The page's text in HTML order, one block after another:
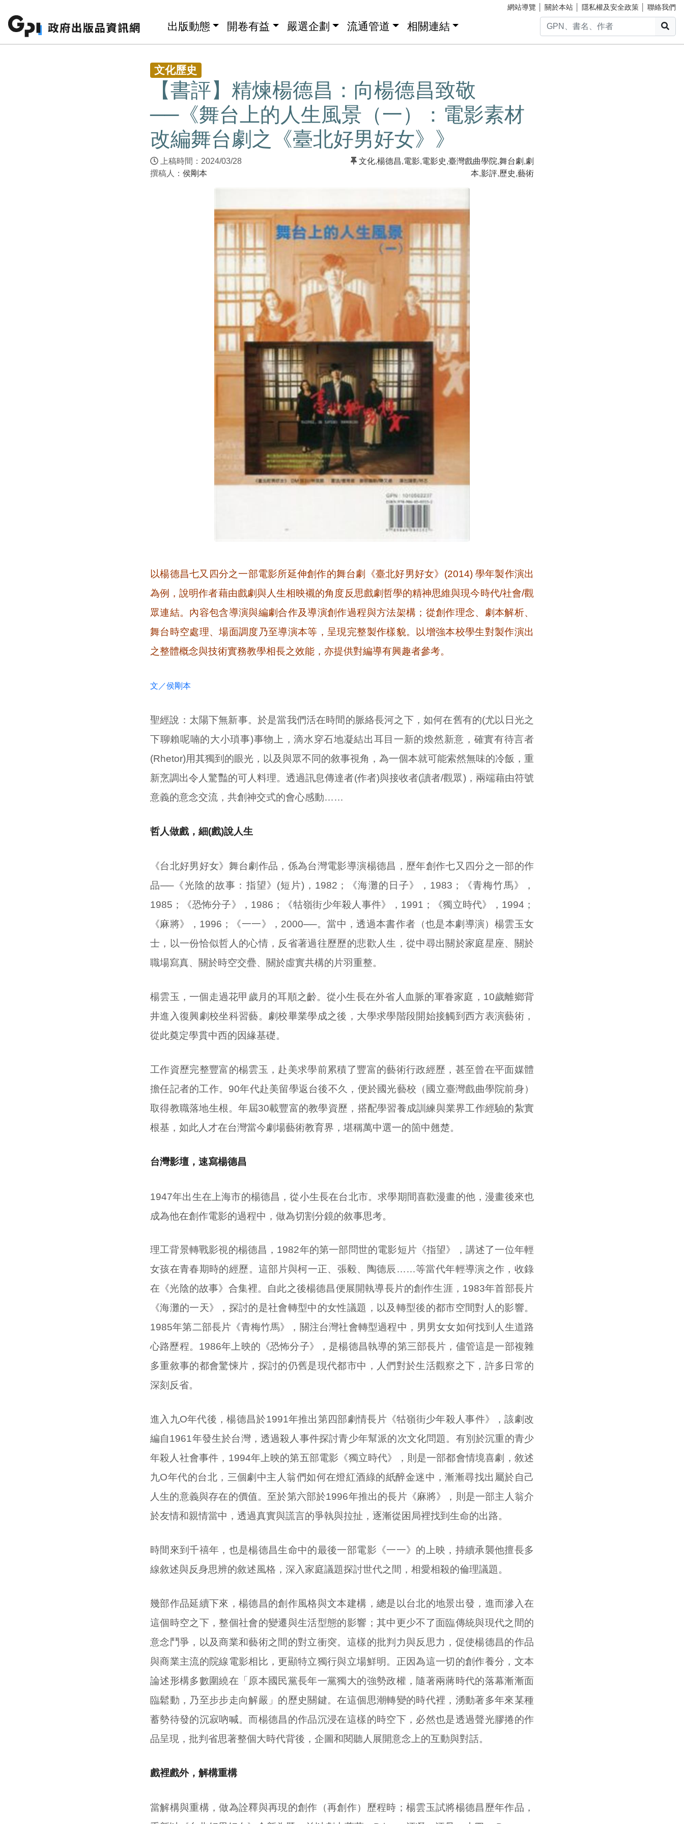
網站導覽 關於本站 隱私權及安全政策 聯絡我們
出版動態 開卷有益 嚴選企劃 流通管道 相關連結
文化歷史
【書評】精煉楊德昌：向楊德昌致敬
──《舞台上的人生風景（一）：電影素材
改編舞台劇之《臺北好男好女》》
上稿時間：2024/03/28
撰稿人： 侯剛本
文化,楊德昌,電影,電影史,臺灣戲曲學院,舞台劇 ,劇
本,影評,歷史,藝術
以楊德昌七又四分之一部電影所延伸創作的舞台劇《臺北好男好女》(2014) 學年製作演出
為例，說明作者藉由戲劇與人生相映襯的角度反思戲劇哲學的精神思維與現今時代/社會/觀
眾連結。內容包含導演與編劇合作及導演創作過程與方法架構；從創作理念、劇本解析、
舞台時空處理、場面調度乃至導演本等，呈現完整製作樣貌。以增強本校學生對製作演出
之整體概念與技術實務教學相長之效能，亦提供對編導有興趣者參考。
文／侯剛本
聖經說：太陽下無新事。於是當我們活在時間的脈絡長河之下，如何在舊有的(尤以日光之
下聊賴呢喃的大小瑣事)事物上，滴水穿石地凝結出耳目一新的煥然新意，確實有待言者
(Rhetor)用其獨到的眼光，以及與眾不同的敘事視角，為一個本就可能索然無味的冷飯，重
新烹調出令人驚豔的可人料理。透過訊息傳達者(作者)與接收者(讀者/觀眾)，兩端藉由符號
意義的意念交流，共創神交式的會心感動……
哲人做戲，細(戲)說人生
《台北好男好女》舞台劇作品，係為台灣電影導演楊德昌，歷年創作七又四分之一部的作
品──《光陰的故事：指望》(短片)，1982；《海灘的日子》，1983；《青梅竹馬》，
1985；《恐怖分子》，1986；《牯嶺街少年殺人事件》，1991；《獨立時代》，1994；
《麻將》，1996；《一一》，2000──。當中，透過本書作者（也是本劇導演）楊雲玉女
士，以一份恰似哲人的心情，反省著過往歷歷的悲歡人生，從中尋出關於家庭星座、關於
職場寫真、關於時空交疊、關於虛實共構的片羽重整。
楊雲玉，一個走過花甲歲月的耳順之齡。從小生長在外省人血脈的軍眷家庭，10歲離鄉背
井進入復興劇校坐科習藝。劇校畢業學成之後，大學求學階段開始接觸到西方表演藝術，
從此奠定學貫中西的因緣基礎。
工作資歷完整豐富的楊雲玉，赴美求學前累積了豐富的藝術行政經歷，甚至曾在平面媒體
擔任記者的工作。90年代赴美留學返台後不久，便於國光藝校（國立臺灣戲曲學院前身）
取得教職落地生根。年屆30載豐富的教學資歷，搭配學習養成訓練與業界工作經驗的紮實
根基，如此人才在台灣當今劇場藝術教育界，堪稱萬中選一的箇中翹楚。
台灣影壇，速寫楊德昌
1947年出生在上海市的楊德昌，從小生長在台北市。求學期間喜歡漫畫的他，漫畫後來也
成為他在創作電影的過程中，做為切割分鏡的敘事思考。
理工背景轉戰影視的楊德昌，1982年的第一部問世的電影短片《指望》，講述了一位年輕
女孩在青春期時的經歷。這部片與柯一正、張毅、陶德辰……等當代年輕導演之作，收錄
在《光陰的故事》合集裡。自此之後楊德昌便展開執導長片的創作生涯，1983年首部長片
《海灘的一天》，探討的是社會轉型中的女性議題，以及轉型後的都市空間對人的影響。
1985年第二部長片《青梅竹馬》，關注台灣社會轉型過程中，男男女女如何找到人生道路
心路歷程。1986年上映的《恐怖分子》，是楊德昌執導的第三部長片，儘管這是一部複雜
多重敘事的都會驚悚片，探討的仍舊是現代都市中，人們對於生活觀察之下，許多日常的
深刻反省。
進入九O年代後，楊德昌於1991年推出第四部劇情長片《牯嶺街少年殺人事件》，該劇改
編自1961年發生於台灣，透過殺人事件探討青少年幫派的次文化問題。有別於沉重的青少
年殺人社會事件，1994年上映的第五部電影《獨立時代》，則是一部都會情境喜劇，敘述
九O年代的台北，三個劇中主人翁們如何在燈紅酒綠的紙醉金迷中，漸漸尋找出屬於自己
人生的意義與存在的價值。至於第六部於1996年推出的長片《麻將》，則是一部主人翁介
於友情和親情當中，透過真實與謊言的爭執與拉扯，逐漸從困局裡找到生命的出路。
時間來到千禧年，也是楊德昌生命中的最後一部電影《一一》的上映，持續承襲他擅長多
線敘述與反身思辨的敘述風格，深入家庭議題探討世代之間，相愛相殺的倫理議題。
幾部作品延續下來，楊德昌的創作風格與文本建構，總是以台北的地景出發，進而滲入在
這個時空之下，整個社會的變遷與生活型態的影響；其中更少不了面臨傳統與現代之間的
意念鬥爭，以及商業和藝術之間的對立衝突。這樣的批判力與反思力，促使楊德昌的作品
與商業主流的院線電影相比，更顯特立獨行與立場鮮明。正因為這一切的創作養分，文本
論述形構多數圍繞在「原本國民黨長年一黨獨大的強勢政權，隨著兩蔣時代的落幕漸漸面
臨鬆動，乃至步步走向解嚴」的歷史關鍵。在這個思潮轉變的時代裡，湧動著多年來某種
蓄勢待發的沉寂吶喊。而楊德昌的作品沉浸在這樣的時空下，必然也是透過聲光膠捲的作
品呈現，批判省思著整個大時代背後，企圖和閱聽人展開意念上的互動與對話。
戲裡戲外，解構重構
當解構與重構，做為詮釋與再現的創作（再創作）歷程時；楊雲玉試將楊德昌歷年作品，